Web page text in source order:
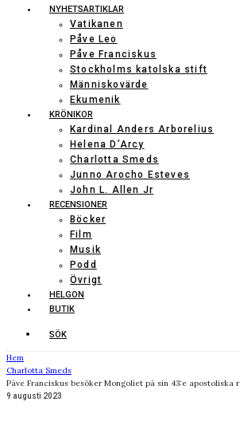
NYHETSARTIKLAR
Vatikanen
Påve Leo
Påve Franciskus
Stockholms katolska stift
Människovärde
Ekumenik
KRÖNIKOR
Kardinal Anders Arborelius
Helena D’Arcy
Charlotta Smeds
Junno Arocho Esteves
John L. Allen Jr
RECENSIONER
Böcker
Film
Musik
Podd
Övrigt
HELGON
BUTIK
SÖK
Hem
Charlotta Smeds
Påve Franciskus besöker Mongoliet på sin 43:e apostoliska
9 augusti 2023